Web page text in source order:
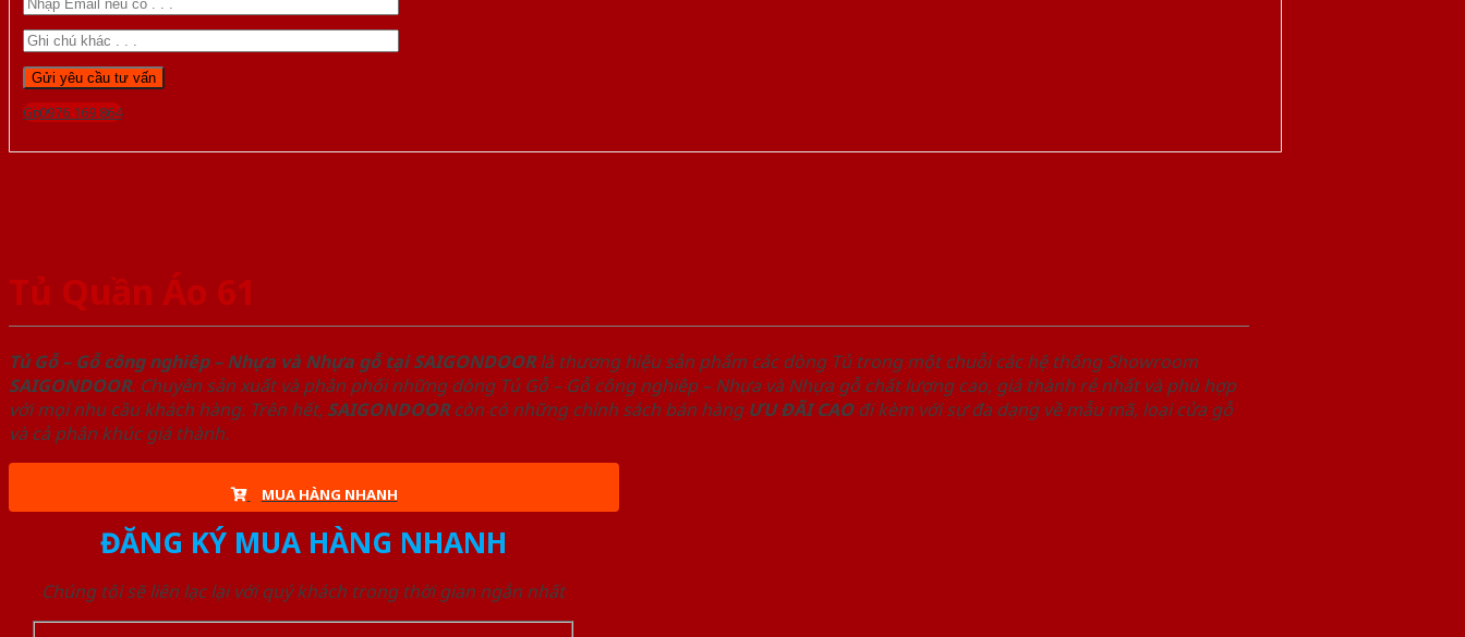
Gọi 0976.169.864
Tủ Quần Áo 61
Tủ Gỗ – Gỗ công nghiêp – Nhựa và Nhựa gỗ tại SAIGONDOORlà thương hiệu sản phẩm các dòng Tủ trong một chuỗi các hệ thống Showroom
SAIGONDOOR. Chuyên sản xuất và phân phối những dòng Tủ Gỗ – Gỗ công nghiêp – Nhựa và Nhựa gỗ chất lượng cao, giá thành rẻ nhất và phù hợp
với mọi nhu cầu khách hàng. Trên hết, SAIGONDOORcòn có những chính sách bán hàng ƯU ĐÃI CAOđi kèm với sự đa dạng về mẫu mã, loại cửa gỗ
và cả phân khúc giá thành.
MUA HÀNG NHANH
ĐĂNG KÝ MUA HÀNG NHANH
Chúng tôi sẽ liên lạc lại với quý khách trong thời gian ngắn nhất